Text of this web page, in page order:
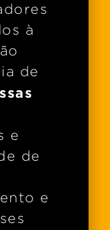
à
de
e
de
e